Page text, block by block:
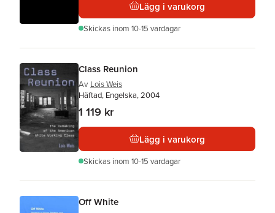
Lägg i varukorg
Skickas inom 10-15 vardagar
Class Reunion
Av Lois Weis
Häftad, Engelska, 2004
1 119 kr
Lägg i varukorg
Skickas inom 10-15 vardagar
Off White